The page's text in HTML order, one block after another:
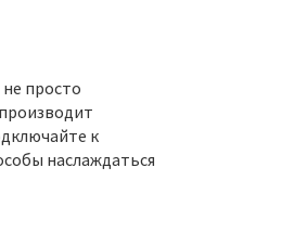
просто
к
наслаждаться